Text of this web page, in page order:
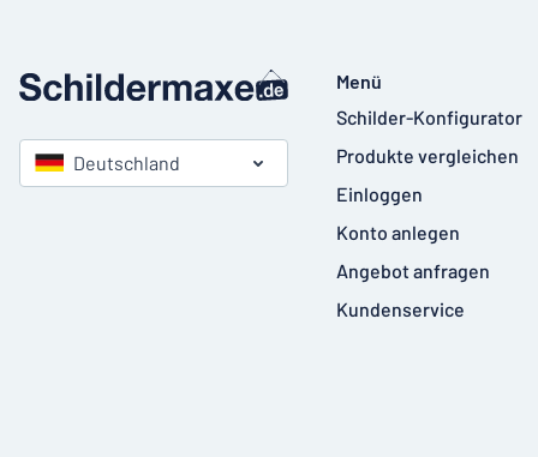
Deutschland
Menü
Schilder-Konfigurator
Produkte vergleichen
Einloggen
Konto anlegen
Angebot anfragen
Kundenservice